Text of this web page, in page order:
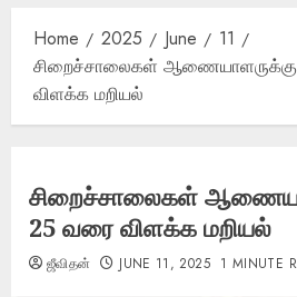
Home 2025 June
11
சிறைச்சாலைகள்
விளக்க மறியல்
சிறைச்சாலைகள்
25 வரை விளக்க மறியல்
ஜீவிதன் JUNE 11, 2025 1 MINUTE